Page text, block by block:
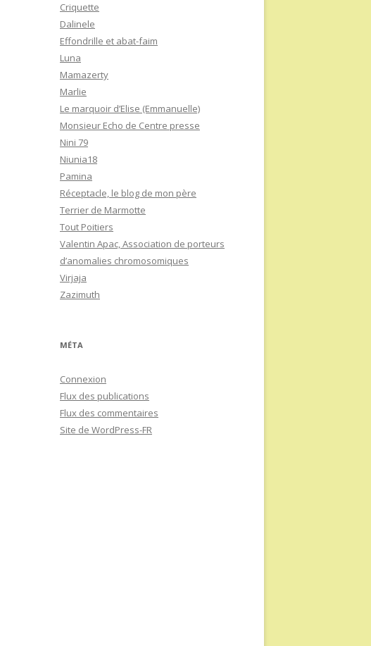
Criquette
Dalinele
Effondrille et abat-faim
Luna
Mamazerty
Marlie
Le marquoir d’Elise (Emmanuelle)
Monsieur Echo de Centre presse
Nini 79
Niunia18
Pamina
Réceptacle, le blog de mon père
Terrier de Marmotte
Tout Poitiers
Valentin Apac, Association de porteurs
d’anomalies chromosomiques
Virjaja
Zazimuth
MÉTA
Connexion
Flux des publications
Flux des commentaires
Site de WordPress-FR